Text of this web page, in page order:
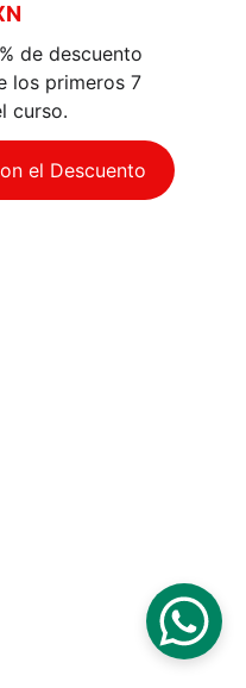
de descuento
los primeros 7
curso.
el Descuento